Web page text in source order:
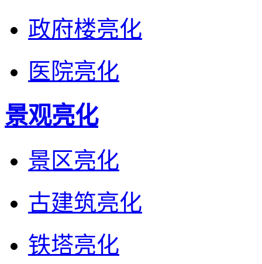
政府楼亮化
医院亮化
景观亮化
景区亮化
古建筑亮化
铁塔亮化